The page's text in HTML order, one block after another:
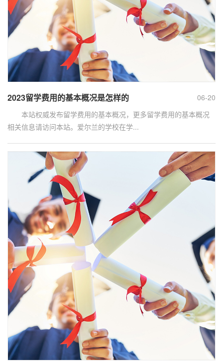
06-20
2023留学费用的基本概况是怎样的
本站权威发布留学费用的基本概况，更多留学费用的基本概况
相关信息请访问本站。爱尔兰的学校在学...